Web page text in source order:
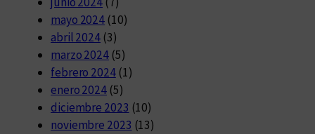
mayo 2024 (10)
abril 2024 (3)
marzo 2024 (5)
febrero 2024(1)
enero 2024 (5)
diciembre 2023 (10)
noviembre 2023 (13)